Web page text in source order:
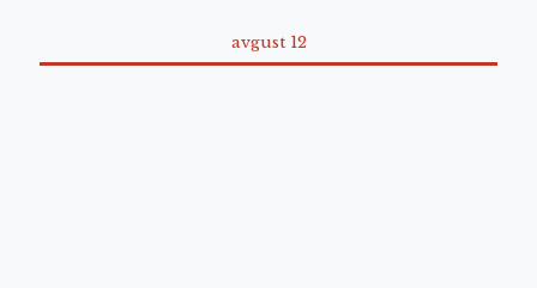
avgust 12